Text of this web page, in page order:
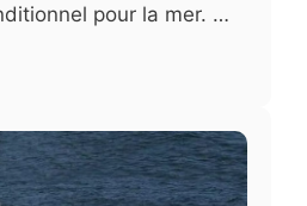
pour la mer. …